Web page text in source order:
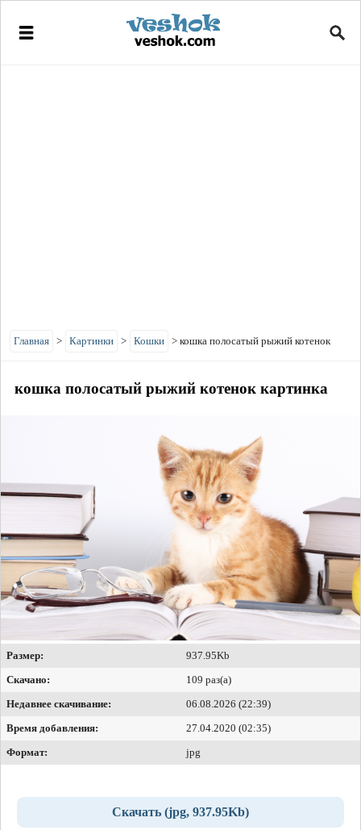
Главная > Картинки > Кошки > кошка полосатый рыжий котенок
кошка полосатый рыжий котенок картинка
Размер:
937.95Kb
Скачано:
109 раз(а)
Недавнее скачивание:
06.08.2026 (22:39)
Время добавления:
27.04.2020 (02:35)
Формат:
jpg
Скачать (jpg, 937.95Kb)